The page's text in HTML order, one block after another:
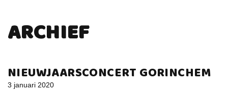
ARCHIEF
NIEUWJAARSCONCERT GORINCHEM
3 januari 2020